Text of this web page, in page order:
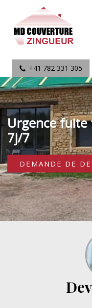
+41 782 331 305
Urgence
7j/7
DEMANDE DE